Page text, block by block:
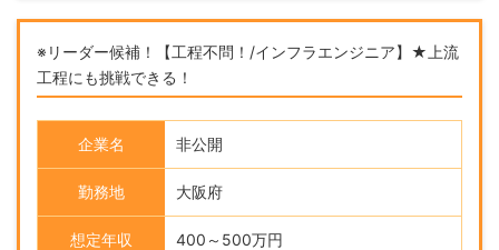
※リーダー候補！【工程不問！/インフラエンジニア】★上流
工程にも挑戦できる！
企業名 非公開
勤務地 大阪府
想定年収 400～500万円